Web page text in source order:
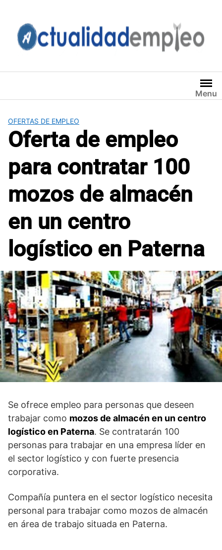
contenido
Menu
OFERTAS DE EMPLEO
Oferta de empleo
para contratar 100
mozos de almacén
en un centro
logístico en Paterna
Se ofrece empleo para personas que deseen
trabajar como mozos de almacén en un centro
logístico en Paterna. Se contratarán 100
personas para trabajar en una empresa líder en
el sector logístico y con fuerte presencia
corporativa.
Compañía puntera en el sector logístico necesita
personal para trabajar como mozos de almacén
en área de trabajo situada en Paterna.